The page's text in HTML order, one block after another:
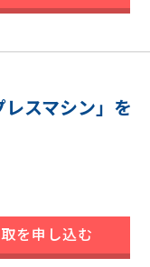
スマシン」を
を申し込む